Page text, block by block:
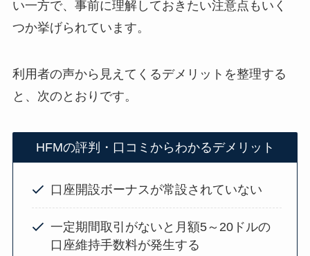
い一方で、事前に理解しておきたい注意点もいく
つか挙げられています。
利用者の声から見えてくるデメリットを整理する
と、次のとおりです。
HFMの評判・口コミからわかるデメリット
口座開設ボーナスが常設されていない
一定期間取引がないと月額5～20ドルの
口座維持手数料が発生する